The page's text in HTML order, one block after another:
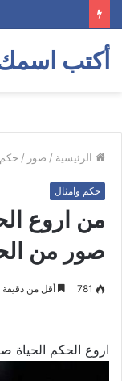
أكتب
الرئيسية / صور / حكم
حكم وامثال
من اروع
صور من
781 أقل من دقيقة
اروع الحكم